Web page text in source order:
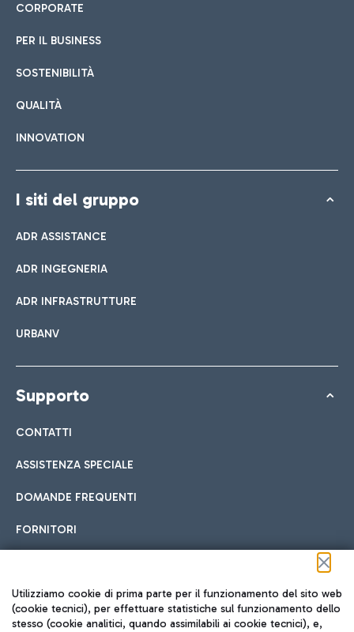
CORPORATE
PER IL BUSINESS
SOSTENIBILITÀ
QUALITÀ
INNOVATION
I siti del gruppo
ADR ASSISTANCE
ADR INGEGNERIA
ADR INFRASTRUTTURE
URBANV
Supporto
CONTATTI
ASSISTENZA SPECIALE
DOMANDE FREQUENTI
FORNITORI
Seguici sui social
Utilizziamo cookie di prima parte per il funzionamento del sito web
(cookie tecnici), per effettuare statistiche sul funzionamento dello
stesso (cookie analitici, quando assimilabili ai cookie tecnici), e,